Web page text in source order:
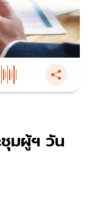
ชุมผู้ฯ วัน